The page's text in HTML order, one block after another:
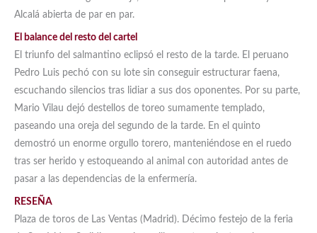
Alcalá abierta de par en par.
El balance del resto del cartel
El triunfo del salmantino eclipsó el resto de la tarde. El peruano
Pedro Luis pechó con su lote sin conseguir estructurar faena,
escuchando silencios tras lidiar a sus dos oponentes. Por su parte,
Mario Vilau dejó destellos de toreo sumamente templado,
paseando una oreja del segundo de la tarde. En el quinto
demostró un enorme orgullo torero, manteniéndose en el ruedo
tras ser herido y estoqueando al animal con autoridad antes de
pasar a las dependencias de la enfermería.
RESEÑA
Plaza de toros de Las Ventas (Madrid). Décimo festejo de la feria